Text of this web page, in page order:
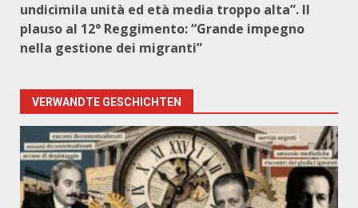
undicimila unità ed età media troppo alta”. Il
plauso al 12° Reggimento: “Grande impegno
nella gestione dei migranti”
VERWANDTE GESCHICHTEN